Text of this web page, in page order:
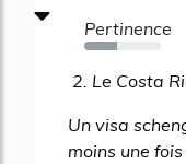
Pertinence
43%
2. Le Costa
Un visa
moins une